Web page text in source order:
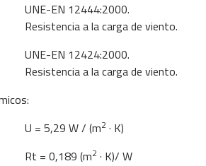
UNE-EN 12444:2000.
Resistencia a la carga de viento.
UNE-EN 12424:2000.
Resistencia a la carga de viento.
U = 5,29 W / (m2 · K)
Rt = 0,189 (m2 · K)/ W